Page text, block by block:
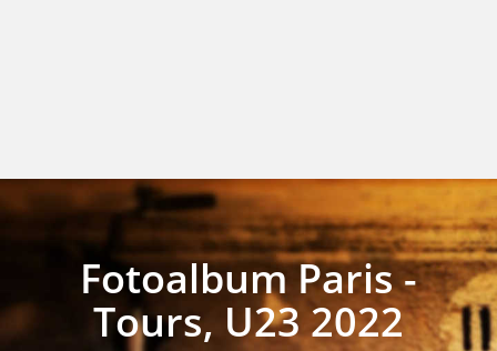
Fotoalbum Paris -
Tours, U23 2022